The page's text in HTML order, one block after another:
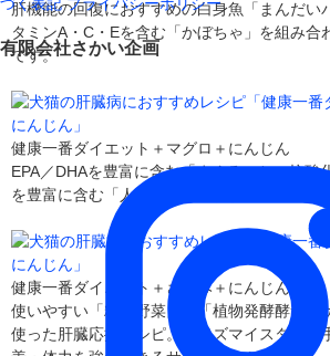
づく表記 プライバシーポリシー
有限会社さかい企画
肝機能の回復におすすめの白身魚「まんだい
タミンA・C・Eを含む「かぼちゃ」を組み合
です。
健康一番ダイエット＋マグロ＋にんじん
EPA／DHAを豊富に含む「まぐろ」と、抗酸
を豊富に含む「人参」を組み合わせた肝臓応
健康一番ダイエット＋ささみ＋にんじん
使いやすい「粉末野菜」と「植物発酵酵素の
使った肝臓応援レシピ。ケイズマイスターは